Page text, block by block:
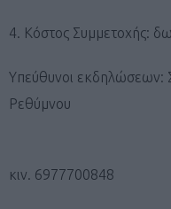
4. Κόστος Συμμετοχής:
Υπεύθυνοι εκδηλώσεων:
Ρεθύμνου
Πρέφα, Κος
κιν. 6977700848